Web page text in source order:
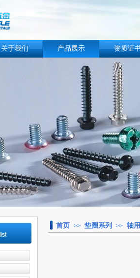
关于我们 产品展示 资质证
首页 >> 垫圈系列 >> 轴